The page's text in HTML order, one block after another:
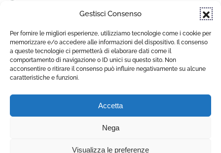
Gestisci Consenso
Per fornire le migliori esperienze, utilizziamo tecnologie come i cookie per
memorizzare e/o accedere alle informazioni del dispositivo. Il consenso
a queste tecnologie ci permetterà di elaborare dati come il
comportamento di navigazione o ID unici su questo sito. Non
acconsentire o ritirare il consenso può influire negativamente su alcune
caratteristiche e funzioni.
Accetta
Nega
Visualizza le preferenze
SITO REALIZZATO DA
Roma - 16200931000